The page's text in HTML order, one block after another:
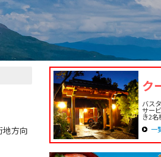
地方向
ク
バス
サー
き2名
一